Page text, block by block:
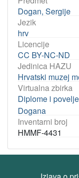
Dogan, Sergije
Jezik
hrv
Licencije
CC BY-NC-ND
Jedinica HAZU
Hrvatski muzej
Virtualna zbirka
Diplome i povelje
Dogana
Inventarni broj
HMMF-4431